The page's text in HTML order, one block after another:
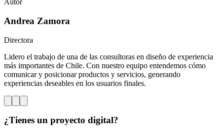
Autor
Andrea Zamora
Directora
Lidero el trabajo de una de las consultoras en diseño de experiencia
más importantes de Chile. Con nuestro equipo entendemos cómo
comunicar y posicionar productos y servicios, generando
experiencias deseables en los usuarios finales.
¿Tienes un proyecto digital?